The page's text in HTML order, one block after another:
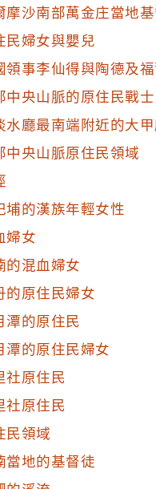
摩沙南部萬金庄當地
民婦女與嬰兒
領事李仙得與陶德及
中央山脈的原住民戰士
水廳最南端附近的大
中央山脈原住民領域
埔的漢族年輕女性
婦女
的混血婦女
的原住民婦女
潭的原住民
潭的原住民婦女
社原住民
社原住民
民領域
當地的基督徒